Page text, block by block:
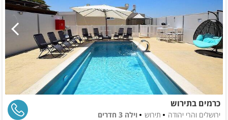
כרמים בתירוש
ירושלים והרי יהודה תירוש
וילה 3 חדרים